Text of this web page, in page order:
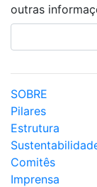
outras
SOBRE
Pilares
Estrutura
Comitês
Imprensa